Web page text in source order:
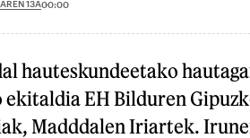
13A00:00
hauteskundeetako
EH Bilduren
Madddalen Iriartek.